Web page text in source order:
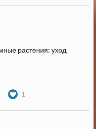
растения: уход,
1